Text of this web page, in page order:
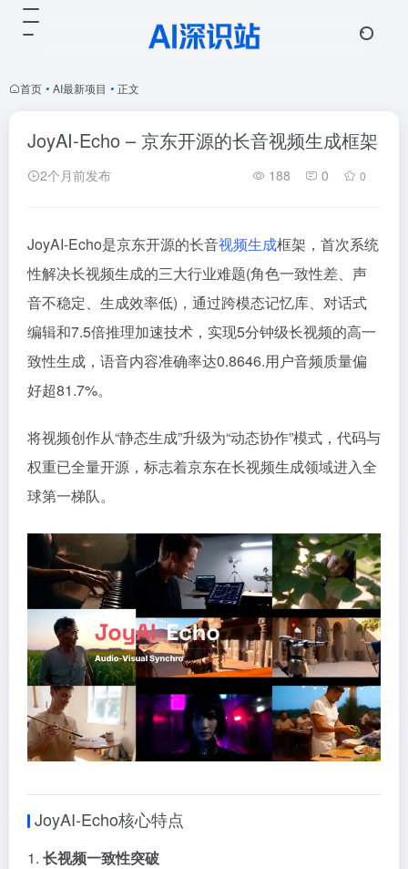
首页 • AI最新项目 • 正文
JoyAI-Echo – 京东开源的长音视频生成框架
2个月前发布 188 0 0
JoyAI-Echo是京东开源的长音视频生成框架，首次系统
性解决长视频生成的三大行业难题(角色一致性差、声
音不稳定、生成效率低)，通过跨模态记忆库、对话式
编辑和7.5倍推理加速技术，实现5分钟级长视频的高一
致性生成，语音内容准确率达0.8646.用户音频质量偏
好超81.7%。
将视频创作从“静态生成”升级为“动态协作”模式，代码与
权重已全量开源，标志着京东在长视频生成领域进入全
球第一梯队。
JoyAI-Echo核心特点
1. 长视频一致性突破